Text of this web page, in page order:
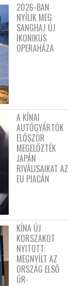
2026-BAN
NYÍLIK MEG
SANGHAJ ÚJ
IKONIKUS
OPERAHÁZA
A KÍNAI
AUTÓGYÁRTÓK
ELŐSZÖR
MEGELŐZTÉK
JAPÁN
RIVÁLISAIKAT AZ
EU PIACÁN
KÍNA ÚJ
KORSZAKOT
NYITOTT:
MEGNYÍLT AZ
ORSZÁG ELSŐ
ŰR-